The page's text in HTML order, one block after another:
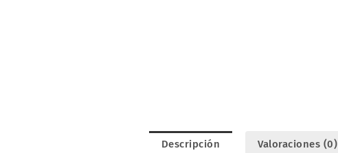
Descripción Valoraciones (0)